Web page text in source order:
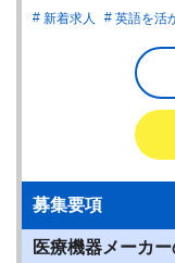
新着求人 英語を活
募集要項
医療機器メーカ